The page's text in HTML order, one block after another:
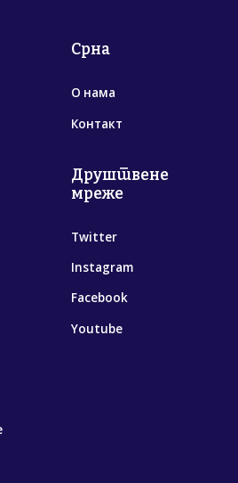
Срна
О нама
Контакт
Друштвене
мреже
Twitter
Instagram
Facebook
Youtube